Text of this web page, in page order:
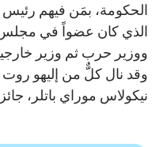
الحكومة، بمَن فيهم رئيس
الذي كان عضواً في مجلس
ووزير حرب ثم وزير
وقد نال كلٌّ من إليهو روت
نيكولاس موراي باتلر،